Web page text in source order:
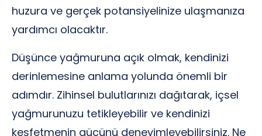
huzura ve gerçek potansiyelinize ulaşmanıza
yardımcı olacaktır.
Düşünce yağmuruna açık olmak, kendinizi
derinlemesine anlama yolunda önemli bir
adımdır. Zihinsel bulutlarınızı dağıtarak, içsel
yağmurunuzu tetikleyebilir ve kendinizi
keşfetmenin gücünü deneyimleyebilirsiniz. Ne